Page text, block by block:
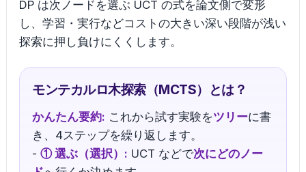
DP は次ノードを選ぶ UCT の式を論文側で変形
し、学習・実行などコストの大きい深い段階が浅い
探索に押し負けにくくします。
モンテカルロ木探索（MCTS）とは？
かんたん要約: これから試す実験をツリーに書
き、4ステップを繰り返します。
- ① 選ぶ（選択）: UCT などで次にどのノー